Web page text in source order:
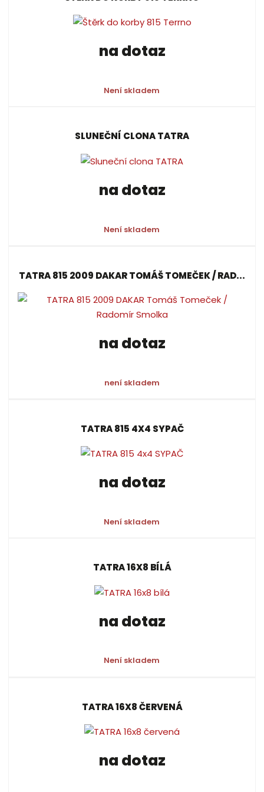
na dotaz
Není skladem
SLUNEČNÍ CLONA TATRA
na dotaz
Není skladem
TATRA 815 2009 DAKAR TOMÁŠ TOMEČEK / RAD...
na dotaz
není skladem
TATRA 815 4X4 SYPAČ
na dotaz
Není skladem
TATRA 16X8 BÍLÁ
na dotaz
Není skladem
TATRA 16X8 ČERVENÁ
na dotaz